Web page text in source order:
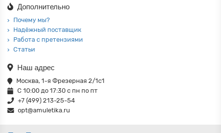
Дополнительно
Почему мы?
Надёжный поставщик
Работа с претензиями
Статьи
Наш адрес
Москва, 1-я Фрезерная 2/1с1
С 10:00 до 17:30 с пн по пт
+7 (499) 213-25-54
opt@amuletika.ru